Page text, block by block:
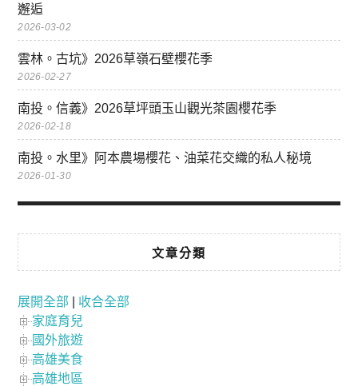
邂逅
2026-03-02
雲林。古坑》2026草嶺石壁櫻花季
2026-02-27
南投。信義》2026草坪頭玉山觀光茶園櫻花季
2026-02-18
南投。水里》阿本農場櫻花、油菜花交織的私人秘境
2026-01-30
文章分類
展開全部
收合全部
家庭育兒
國外旅遊
高雄美食
高雄地區